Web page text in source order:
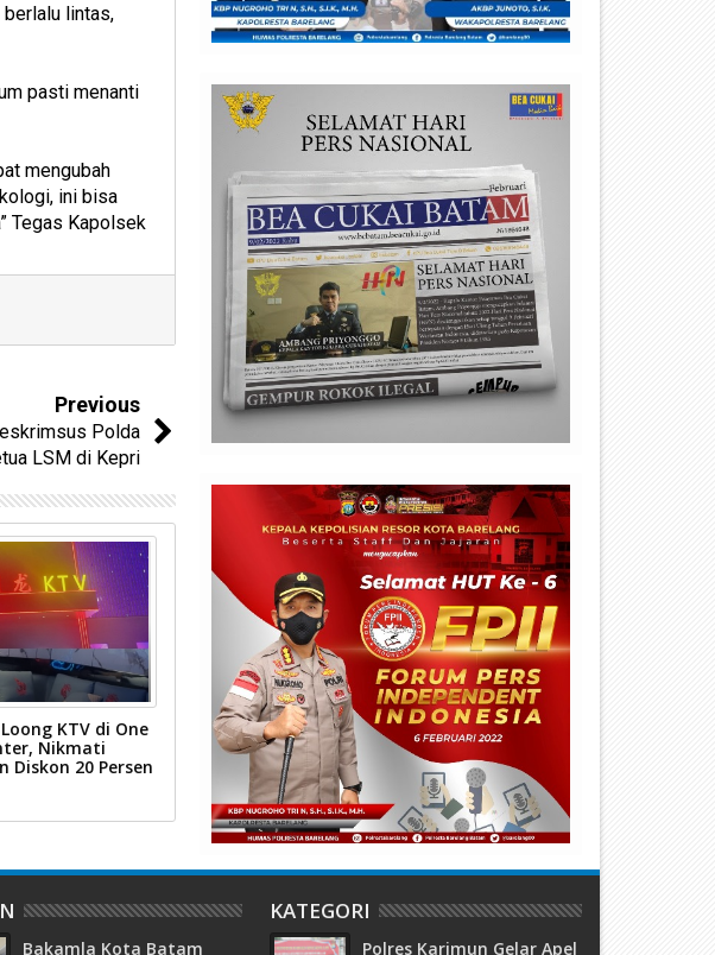
berlalu lintas,
pasti menanti
mengubah
ini bisa
Tegas Kapolsek
Previous
Polda
LSM di Kepri
KTV di One
Nikmati
Diskon 20 Persen
Wajah Baru Hiburan Malam
Batam: Shark Club Buka 15 Juli,
Banyak Promo Gila!
Gelper Lion Square 91 di
Baja Batam Diduga “Cuci”
Lewat Rokok
Bakamla Kota Batam
KATEGORI
Polres Karimun Gelar Apel